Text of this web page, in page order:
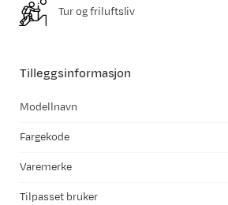
Tilleggsinformasjon
Modellnavn
Fargekode
Varemerke
Tilpasset bruker
Tur og friluftsliv